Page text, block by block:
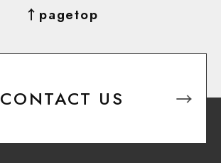
↑pagetop
CONTACT US